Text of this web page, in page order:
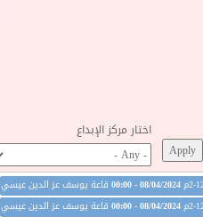
اختار مركز الإبداع
08/04/2024 - 00:00
قاعة يوسف عز الدين عيسي
08/04/2024 - 00:00 قاعة يوسف عز الدين عيسي